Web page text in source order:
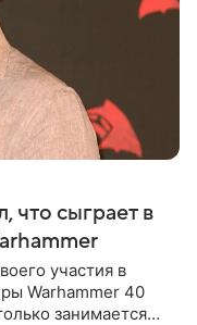
что сыграет в
участия в
Warhammer 40
занимается